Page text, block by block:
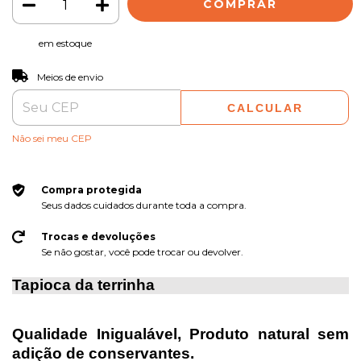
em estoque
Entregas para o CEP:
Meios de envio
CALCULAR
Não sei meu CEP
Compra protegida
Seus dados cuidados durante toda a compra.
Trocas e devoluções
Se não gostar, você pode trocar ou devolver.
Tapioca da terrinha
Qualidade Inigualável, Produto natural sem
adição de conservantes.